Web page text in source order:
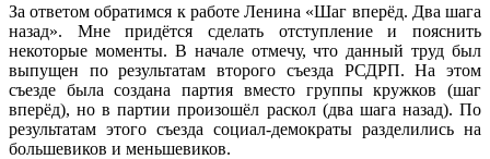
За ответом обратимся к работе Ленина «Шаг вперёд. Два шага
назад». Мне придётся сделать отступление и пояснить
некоторые моменты. В начале отмечу, что данный труд был
выпущен по результатам второго съезда РСДРП. На этом
съезде была создана партия вместо группы кружков (шаг
вперёд), но в партии произошёл раскол (два шага назад). По
результатам этого съезда социал-демократы разделились на
большевиков и меньшевиков.